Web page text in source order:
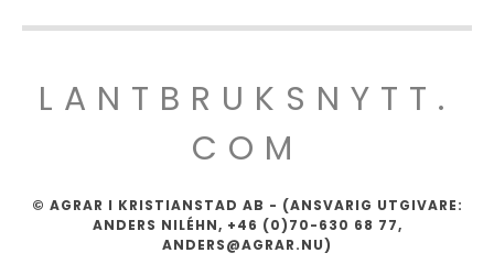
LANTBRUKSNYTT.
COM
© AGRAR I KRISTIANSTAD AB - (ANSVARIG UTGIVARE:
ANDERS NILÉHN, +46 (0)70-630 68 77,
ANDERS@AGRAR.NU)